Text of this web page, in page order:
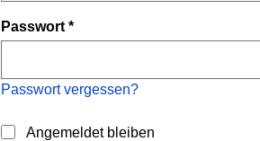
Passwort*
Passwort vergessen?
Angemeldet bleiben